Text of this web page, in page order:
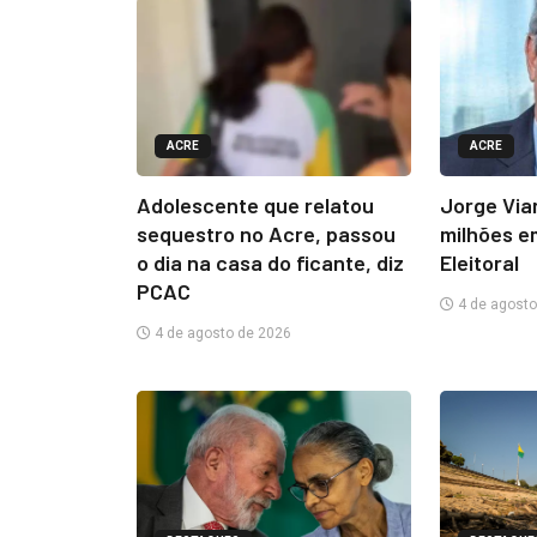
ACRE
Adolescente que relatou
sequestro no Acre, passou
o dia na casa do ficante, diz
PCAC
4 de agosto de 2026
ACRE
Jorge
milhões
Eleitoral
4 de